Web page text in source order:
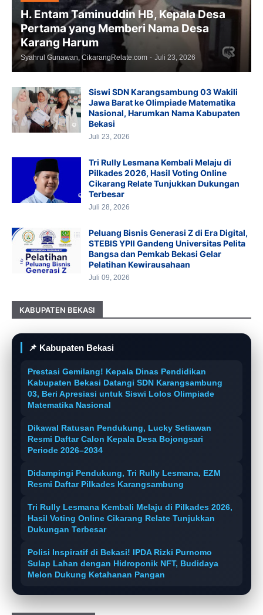
H. Entam Taminuddin HB, Kepala Desa
Pertama yang Memberi Nama Desa
Karang Harum
Syahrul Gunawan, CikarangRelate.com - Juli 23, 2026
Siswi SDN Karangsambung 03 Wakili
Jawa Barat ke Olimpiade Matematika
Nasional, Harumkan Nama Kabupaten
Bekasi
Juli 23, 2026
Tri Rully Lesmana Kembali Melaju di
Pilkades 2026, Hasil Voting Online
Cikarang Relate Tunjukkan Dukungan
Terbesar
Juli 28, 2026
Peluang Bisnis Generasi Z di Era Digital,
STEBIS YPII Gandeng Universitas Pelita
Bangsa dan Pemkab Bekasi Gelar
Pelatihan Kewirausahaan
Juli 09, 2026
KABUPATEN BEKASI
📌 Kabupaten Bekasi
Prestasi Gemilang! Kepala Dinas Pendidikan
Kabupaten Bekasi Datangi SDN Karangsambung
03, Beri Apresiasi untuk Siswi Lolos Olimpiade
Matematika Nasional
Dikawal Ratusan Pendukung, Lucky Setiawan
Resmi Daftar Calon Kepala Desa Bojongsari
Periode 2026–2034
Didampingi Pendukung, Tri Rully Lesmana, EZM
Resmi Daftar Pilkades Karangsambung
Tri Rully Lesmana Kembali Melaju di Pilkades 2026,
Hasil Voting Online Cikarang Relate Tunjukkan
Dukungan Terbesar
Polisi Inspiratif di Bekasi! IPDA Rizki Purnomo
Sulap Lahan dengan Hidroponik NFT, Budidaya
Melon Dukung Ketahanan Pangan